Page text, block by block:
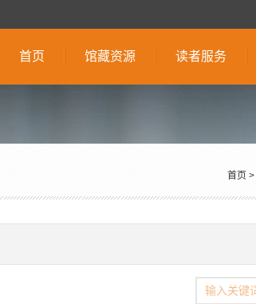
首页 馆藏资源 读者服务
首页 >